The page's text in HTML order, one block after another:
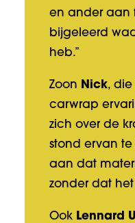
en ander aan
bijgeleerd
heb.”
Zoon Nick,
carwrap
zich over de
stond ervan
aan dat
zonder dat
Ook Lennard